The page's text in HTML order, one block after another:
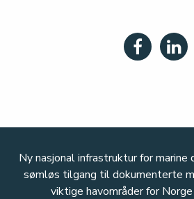
Ny nasjonal infrastruktur for
sømløs tilgang til dokumenterte
viktige havområder for